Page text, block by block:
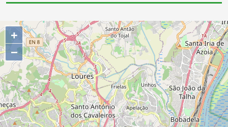
+
−